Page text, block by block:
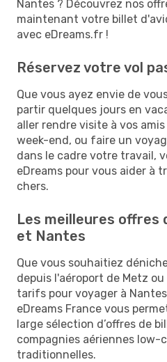
Nantes ? Découvrez nos
maintenant votre billet
avec eDreams.fr !
Réservez votre vol
Que vous ayez envie de
partir quelques jours en
aller rendre visite à vos
week-end, ou faire un
dans le cadre votre travail,
eDreams pour vous aider à
chers.
Les meilleures offres
et Nantes
Que vous souhaitiez
depuis l'aéroport de Metz
tarifs pour voyager à
eDreams France vous
large sélection d’offres de
compagnies aériennes low-
traditionnelles.